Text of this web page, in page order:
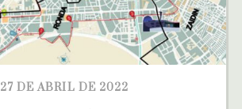
27 DE ABRIL DE 2022